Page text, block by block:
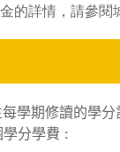
的詳情，請參閱
學期修讀的學分
分學費 :